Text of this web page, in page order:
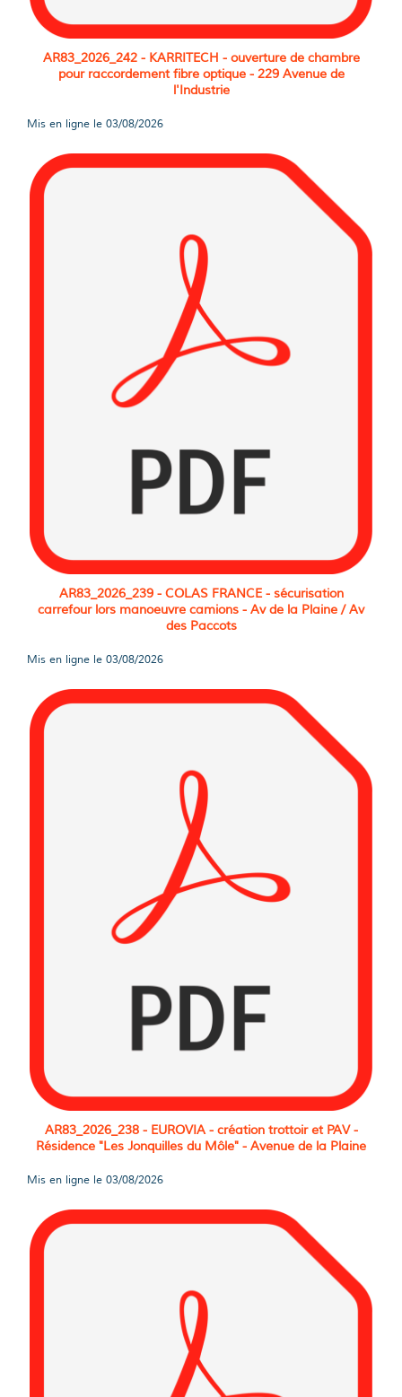
AR83_2026_242 - KARRITECH - ouverture de chambre
pour raccordement fibre optique - 229 Avenue de
l'Industrie
Mis en ligne le 03/08/2026
AR83_2026_239 - COLAS FRANCE - sécurisation
carrefour lors manoeuvre camions - Av de la Plaine / Av
des Paccots
Mis en ligne le 03/08/2026
AR83_2026_238 - EUROVIA - création trottoir et PAV -
Résidence "Les Jonquilles du Môle" - Avenue de la Plaine
Mis en ligne le 03/08/2026